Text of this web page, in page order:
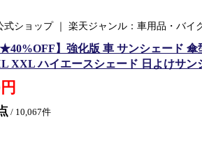
式ショップ ｜ 楽天ジャンル：車用品・バイ
★40%OFF】強化版 車 サンシェード
XXL ハイエースシェード 日よけサン
/ 10,067件